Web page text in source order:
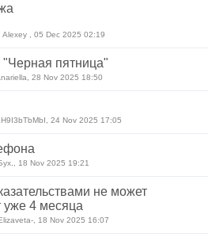
, 05 Dec 2025 02:19
"Черная пятница"
28 Nov 2025 18:50
24 Nov 2025 17:05
18 Nov 2025 19:21
не может
уже 4 месяца
, 18 Nov 2025 16:07